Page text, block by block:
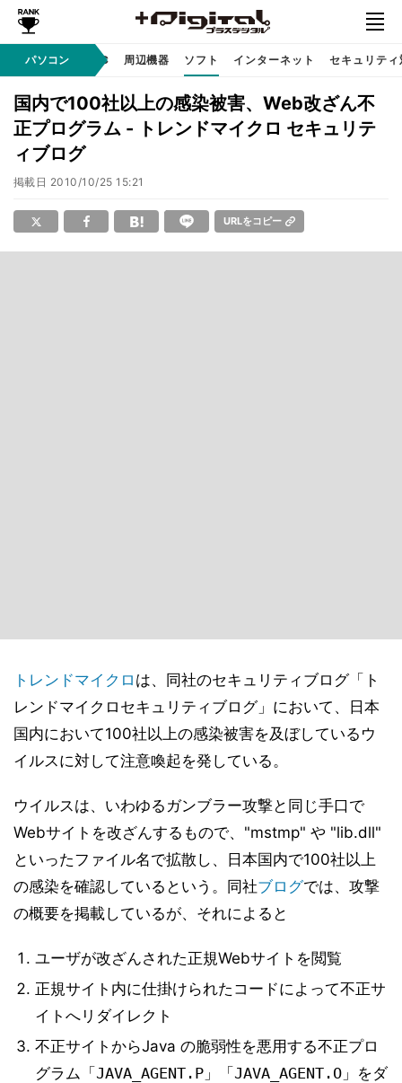
パソコン
クノロジ AI PC 周辺機器 ソフト インターネット セキュリティ
国内で100社以上の感染被害、Web改ざん不
正プログラム - トレンドマイクロ セキュリテ
ィブログ
掲載日 2010/10/25 15:21
URLをコピー
トレンドマイクロ は、同社のセキュリティブログ「ト
レンドマイクロセキュリティブログ」において、日本
国内において100社以上の感染被害を及ぼしているウ
イルスに対して注意喚起を発している。
ウイルスは、いわゆるガンブラー攻撃と同じ手口で
Webサイトを改ざんするもので、"mstmp" や "lib.dll"
といったファイル名で拡散し、日本国内で100社以上
の感染を確認しているという。同社ブログでは、攻撃
の概要を掲載しているが、それによると
ユーザが改ざんされた正規Webサイトを閲覧
正規サイト内に仕掛けられたコードによって不正サ
イトへリダイレクト
不正サイトからJava の脆弱性を悪用する不正プロ
グラム 「JAVA_AGENT.P」「JAVA_AGENT.O」 をダ